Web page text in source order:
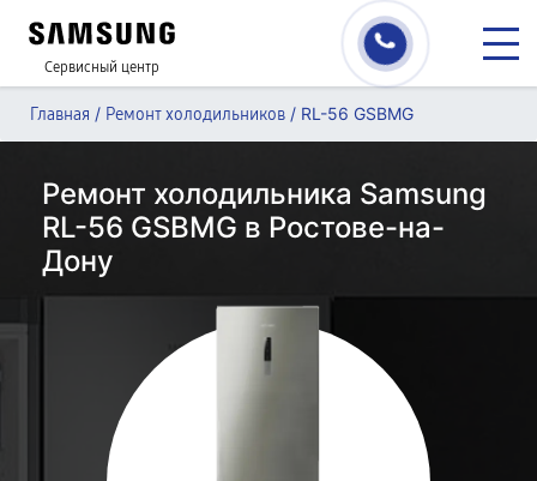
Сервисный центр
Главная / Ремонт холодильников / RL-56 GSBMG
Ремонт холодильника Samsung
RL-56 GSBMG в Ростове-на-
Дону